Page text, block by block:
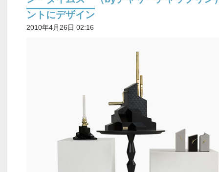
ントにデザイン
2010年4月26日 02:16